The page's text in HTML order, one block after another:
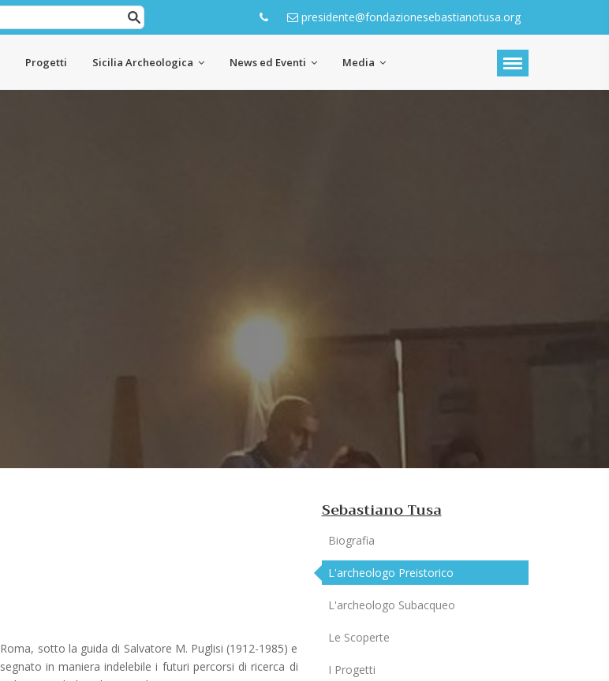
presidente@fondazionesebastianotusa.org
Progetti Sicilia Archeologica News ed Eventi Media
sotto la guida di Salvatore M. Puglisi (1912-1985) e
in maniera indelebile i futuri percorsi di ricerca di
Sebastiano Tusa
Biografia
L'archeologo Preistorico
L'archeologo Subacqueo
Le Scoperte
I Progetti